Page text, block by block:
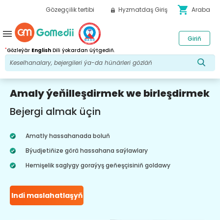
Gözegçilik tertibi Hyzmatdaş Giriş shopping_cart Araba
*Gözleýär English Dili ýokardan üýtgediň.
Giriň
menu
Amaly ýeňilleşdirmek we birleşdirmek
Bejergi almak üçin
Amatly hassahanada boluň
Býudjetiňize görä hassahana saýlawlary
Hemişelik saglygy goraýyş geňeşçisiniň goldawy
Indi maslahatlaşyň